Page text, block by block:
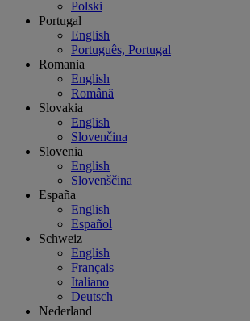
Polski
Portugal
English
Português, Portugal
Romania
English
Română
Slovakia
English
Slovenčina
Slovenia
English
Slovenščina
España
English
Español
Schweiz
English
Français
Italiano
Deutsch
Nederland